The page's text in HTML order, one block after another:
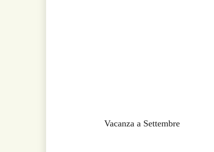
Vacanza a Settembre